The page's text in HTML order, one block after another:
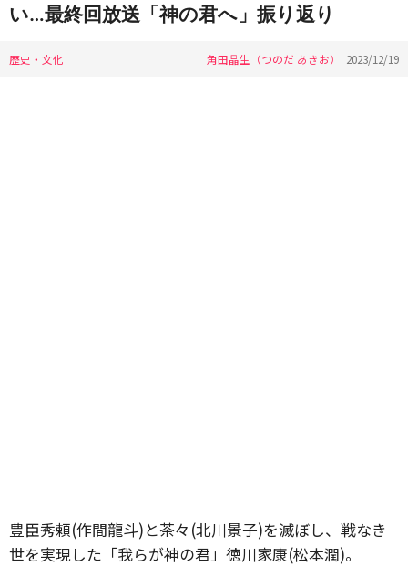
い…最終回放送「神の君へ」振り返り
歴史・文化 角田晶生（つのだ あきお） 2023/12/19
豊臣秀頼(作間龍斗)と茶々(北川景子)を滅ぼし、戦なき
世を実現した「我らが神の君」徳川家康(松本潤)。